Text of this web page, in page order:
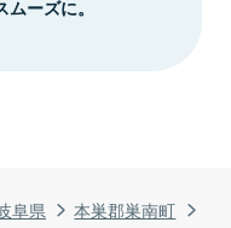
阜県
本巣郡巣南町
ーズに。